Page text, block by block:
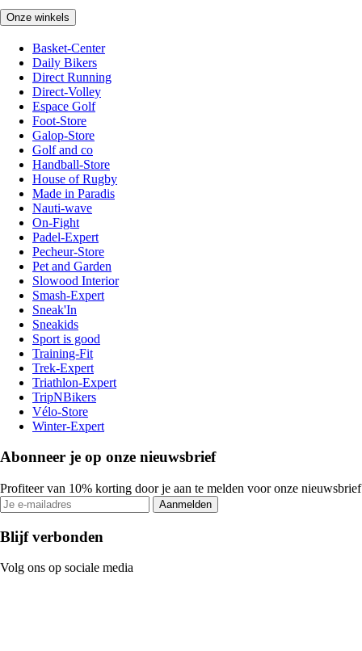
Onze winkels
Basket-Center
Daily Bikers
Direct Running
Direct-Volley
Espace Golf
Foot-Store
Galop-Store
Golf and co
Handball-Store
House of Rugby
Made in Paradis
Nauti-wave
On-Fight
Padel-Expert
Pecheur-Store
Pet and Garden
Slowood Interior
Smash-Expert
Sneak'In
Sneakids
Sport is good
Training-Fit
Trek-Expert
Triathlon-Expert
TripNBikers
Vélo-Store
Winter-Expert
Abonneer je op onze nieuwsbrief
Profiteer van 10% korting door je aan te melden voor onze nieuwsbrief
Aanmelden
Blijf verbonden
Volg ons op sociale media